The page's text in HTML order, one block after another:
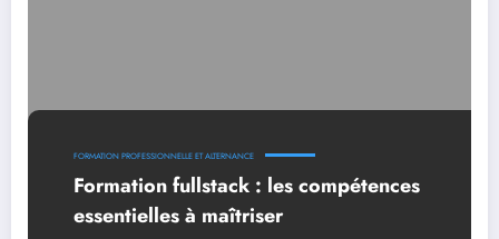
FORMATION PROFESSIONNELLE ET ALTERNANCE
Formation fullstack : les compétences
essentielles à maîtriser